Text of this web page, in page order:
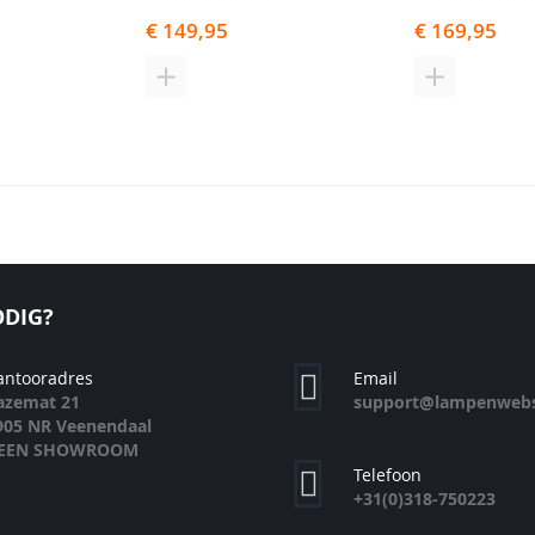
€ 149,95
TOEVOEGEN
€ 169,95
TOEVOEGEN
21
NR Veenendaal
SHOWROOM
Email
Telefoon
+31(0)318-750223